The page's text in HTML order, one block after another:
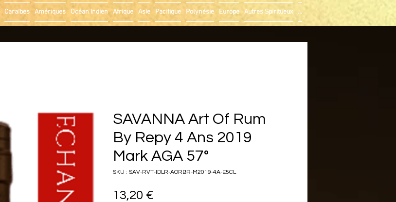
Caraïbes Amériques Océan Indien Afrique Asie Pacifique Polynésie Europe Autres Spiritueux ...
SAVANNA Art Of Rum
By Repy 4 Ans 2019
Mark AGA 57°
SKU : SAV-RVT-IDLR-AORBR-M2019-4A-E5CL
13,20 €